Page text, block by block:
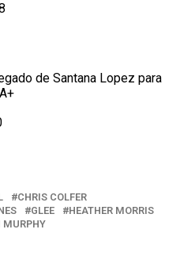
de Santana Lopez para
CHRIS COLFER
GLEE
HEATHER MORRIS
MURPHY